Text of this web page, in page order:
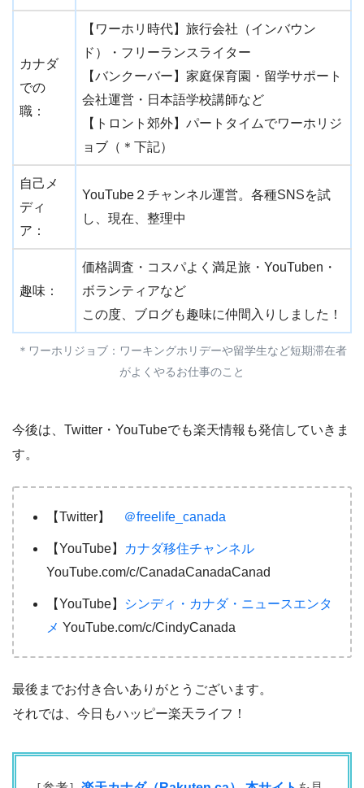
カナダ
での
職：
【ワーホリ時代】旅行会社（インバウン
ド）・フリーランスライター
【バンクーバー】家庭保育園・留学サポート
会社運営・日本語学校講師など
【トロント郊外】パートタイムでワーホリジ
ョブ（＊下記）
自己メ
ディ
ア：
YouTube２チャンネル運営。各種SNSを試
し、現在、整理中
趣味：
価格調査・コスパよく満足旅・YouTuben・
ボランティアなど
この度、ブログも趣味に仲間入りしました！
＊ワーホリジョブ：ワーキングホリデーや留学生など短期滞在者
がよくやるお仕事のこと
今後は、Twitter・YouTubeでも楽天情報も発信していきま
す。
【Twitter】 ＠freelife_canada
【YouTube】
カナダ移住チャンネル
YouTube.com/c/CanadaCanadaCanad
【YouTube】
シンディ・カナダ・ニュースエンタ
メ YouTube.com/c/CindyCanada
最後までお付き合いありがとうございます。
それでは、今日もハッピー楽天ライフ！